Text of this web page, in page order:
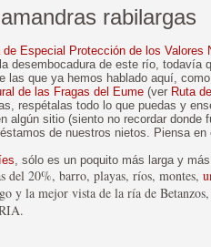
rabilargas
de Especial Protección de los Valores
desembocadura de este río, todavía
las que ya hemos hablado aquí,
de las Fragas del Eume (ver Ruta
respétalas todo lo que puedas y
sitio (siento no recordar donde
de nuestros nietos. Piensa en
, sólo es un poquito más larga y
del 20%, barro, playas, ríos, montes,
y la mejor vista de la ría de